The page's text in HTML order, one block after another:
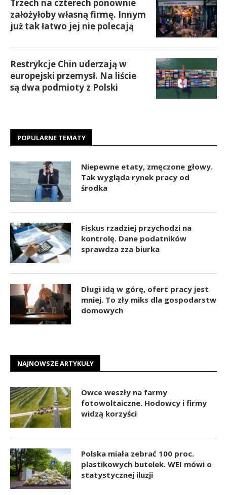
Trzech na czterech ponownie
założyłoby własną firmę. Innym
już tak łatwo jej nie polecają
Restrykcje Chin uderzają w
europejski przemysł. Na liście
są dwa podmioty z Polski
POPULARNE TEMATY
Niepewne etaty, zmęczone głowy.
Tak wygląda rynek pracy od
środka
Fiskus rzadziej przychodzi na
kontrolę. Dane podatników
sprawdza zza biurka
Długi idą w górę, ofert pracy jest
mniej. To zły miks dla gospodarstw
domowych
NAJNOWSZE ARTYKUŁY
Owce weszły na farmy
fotowoltaiczne. Hodowcy i firmy
widzą korzyści
Polska miała zebrać 100 proc.
plastikowych butelek. WEI mówi o
statystycznej iluzji